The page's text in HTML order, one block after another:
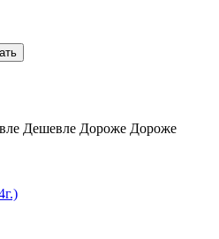
Дешевле Дороже Дороже